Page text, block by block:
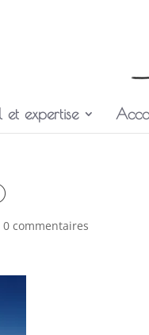
et expertise
0 commentaires